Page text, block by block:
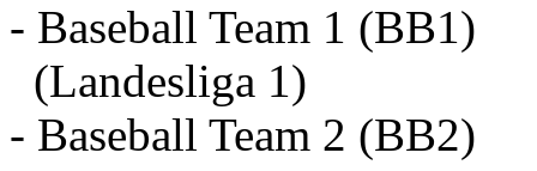
- Baseball Team 1 (BB1)
(Landesliga 1)
- Baseball Team 2 (BB2)